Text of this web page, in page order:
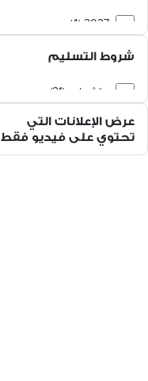
2027 (4)
شروط التسليم
متشطب (21)
عرض الإعلانات التي
تحتوي على فيديو فقط